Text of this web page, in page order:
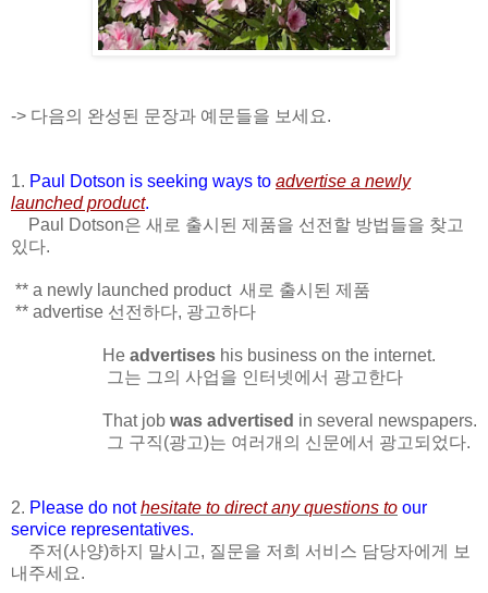
-> 다음의 완성된 문장과 예문들을 보세요.
1. Paul Dotson is seeking ways to advertise a newly
launched product.
Paul Dotson은 새로 출시된 제품을 선전할 방법들을 찾고
있다.
** a newly launched product 새로 출시된 제품
** advertise 선전하다, 광고하다
He advertises his business on the internet.
그는 그의 사업을 인터넷에서 광고한다
That job was advertised in several newspapers.
그 구직(광고)는 여러개의 신문에서 광고되었다.
2. Please do nothesitate to direct any questions to our
service representatives.
주저(사양)하지 말시고, 질문을 저희 서비스 담당자에게 보
내주세요.